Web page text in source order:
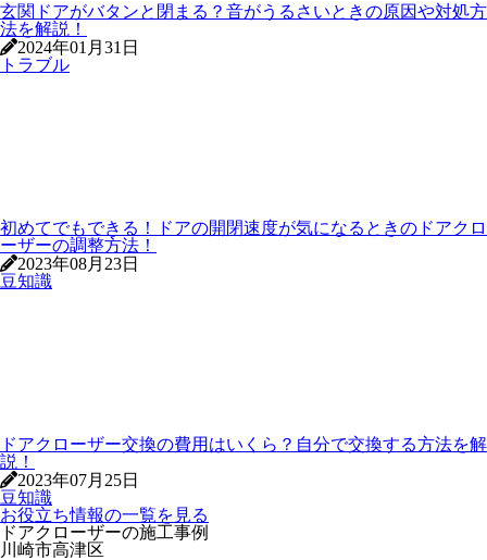
玄関ドアがバタンと閉まる？音がうるさいときの原因や対処方
法を解説！
2024年01月31日
トラブル
初めてでもできる！ドアの開閉速度が気になるときのドアクロ
ーザーの調整方法！
2023年08月23日
豆知識
ドアクローザー交換の費用はいくら？自分で交換する方法を解
説！
2023年07月25日
豆知識
お役立ち情報の一覧を見る
ドアクローザーの施工事例
川崎市高津区